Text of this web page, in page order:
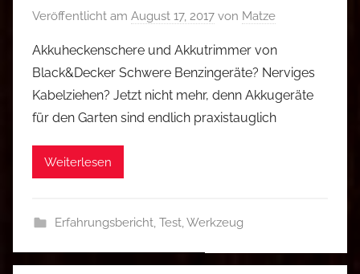
Veröffentlicht am August 17, 2017 von Matze
Akkuheckenschere und Akkutrimmer von
Black&Decker Schwere Benzingeräte? Nerviges
Kabelziehen? Jetzt nicht mehr, denn Akkugeräte
für den Garten sind endlich praxistauglich
Weiterlesen
Erfahrungsbericht, Test,Werkzeug